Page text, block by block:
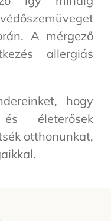
A mérgező
allergiás
hogy
életerősek
otthonunkat,